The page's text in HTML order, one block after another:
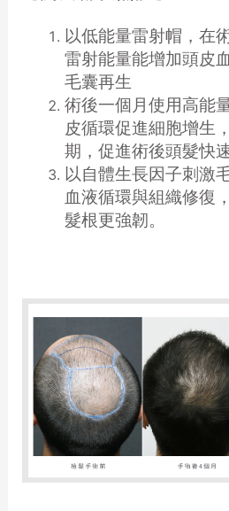
以低能量雷射帽，在
雷射能量能增加頭皮
毛囊再生
術後一個月使用高能
皮循環促進細胞增生
期，促進術後頭髮快
以自體生長因子刺激
血液循環與組織修復
髮根更強韌。